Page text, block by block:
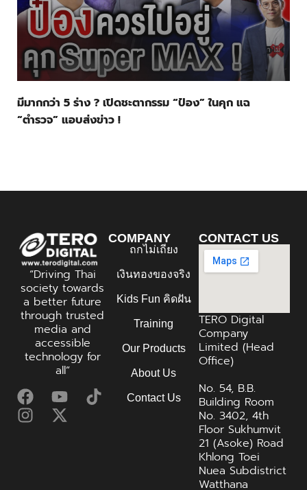
มีมากกว่า 5 ร่าง ? เปิดชะตากรรม “ป๋อง” ในคุก แฉ
“ตำรวจ” แอบส่งข่าว !
“Driving Thai
society towards
a better future
through trusted
media and
accessible
technology for
all”
COMPANY
ถกไม่เถียง
เงินทองของจริง
Kids Fun คิดฝัน
Training
Our Products
About Us
Contact Us
CONTACT US
TERO Digital
Company
Limited (Head
Office)
No. 54, B.B.
Building Room
No. 3402, 4th
Floor Sukhumvit
21 (Asoke) Road
Khlong Toei
Nuea Subdistrict
Watthana